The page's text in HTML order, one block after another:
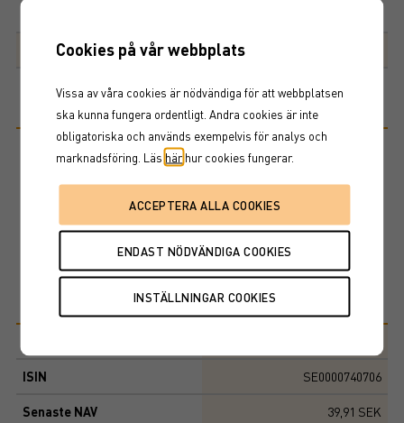
Kontanter
Riskinformation
Historisk avkastning är ingen garanti för framtida avkastning. De
det är inte säkert att du får tillbaka hela det insatta kapitalet. Ta del
av fondens faktablad och informationsbroschyr innan köp av
ISIN SE0000740706
Senaste NAV 39,91 SEK
Cookies på vår webbplats
Vissa av våra cookies är nödvändiga för att webbplatsen
ska kunna fungera ordentligt. Andra cookies är inte
obligatoriska och används exempelvis för analys och
marknadsföring. Läs härhur cookies fungerar.